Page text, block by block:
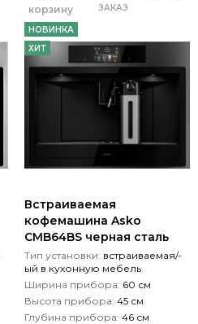
корзину
ЗАКАЗ
НОВИНКА
ХИТ
Встраиваемая
кофемашина Asko
CMB64BS черная сталь
Тип установки: встраиваемая/-
ый в кухонную мебель
Ширина прибора: 60 см
Высота прибора: 45 см
Глубина прибора: 46 см